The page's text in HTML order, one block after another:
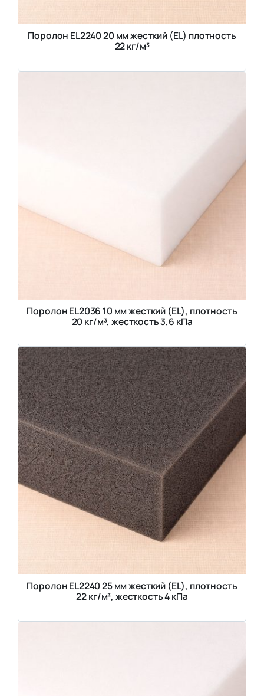
Поролон EL2240 20 мм жесткий (EL) плотность
22 кг/м³
Поролон EL2036 10 мм жесткий (EL), плотность
20 кг/м³, жесткость 3,6 кПа
Поролон EL2240 25 мм жесткий (EL), плотность
22 кг/м³, жесткость 4 кПа